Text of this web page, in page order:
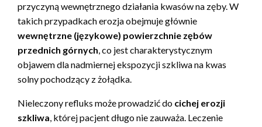
przyczyną wewnętrznego działania kwasów na zęby. W
takich przypadkach erozja obejmuje głównie
wewnętrzne (językowe) powierzchnie zębów
przednich górnych, co jest charakterystycznym
objawem dla nadmiernej ekspozycji szkliwa na kwas
solny pochodzący z żołądka.
Nieleczony refluks może prowadzić do cichej erozji
szkliwa, której pacjent długo nie zauważa. Leczenie